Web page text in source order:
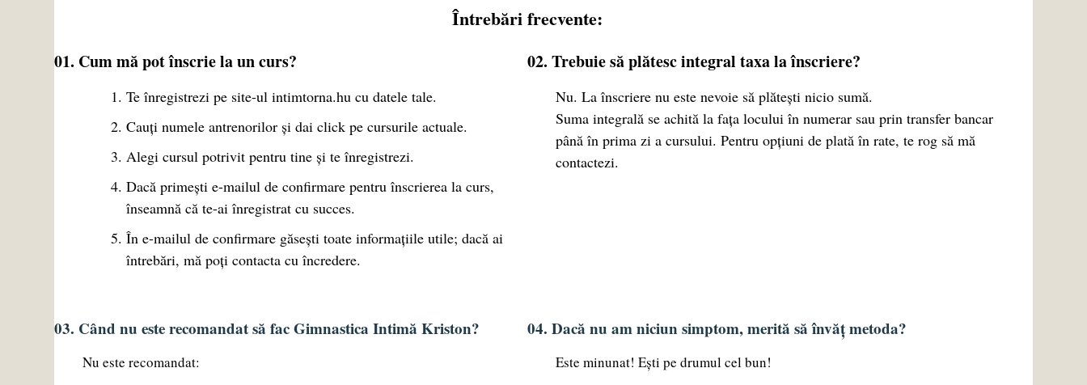
Întrebări frecvente:
01. Cum mă pot înscrie la un curs?
Te înregistrezi pe site-ul intimtorna.hu cu datele tale.
Cauți numele antrenorilor și dai click pe cursurile actuale.
Alegi cursul potrivit pentru tine și te înregistrezi.
Dacă primești e-mailul de confirmare pentru înscrierea la curs,
înseamnă că te-ai înregistrat cu succes.
În e-mailul de confirmare găsești toate informațiile utile; dacă ai
întrebări, mă poți contacta cu încredere.
02. Trebuie să plătesc integral taxa la înscriere?
Nu. La înscriere nu este nevoie să plătești nicio sumă.
Suma integrală se achită la fața locului în numerar sau prin transfer bancar
până în prima zi a cursului. Pentru opțiuni de plată în rate, te rog să mă
contactezi.
03. Când nu este recomandat să fac Gimnastica Intimă Kriston?
Nu este recomandat:
04. Dacă nu am niciun simptom, merită să învăț metoda?
Este minunat! Ești pe drumul cel bun!